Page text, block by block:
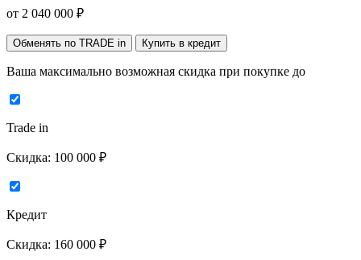
от 2 040 000 ₽
Обменять по TRADE in Купить в кредит
Ваша максимально возможная скидка при покупке до
Trade in
Скидка: 100 000 ₽
Кредит
Скидка: 160 000 ₽